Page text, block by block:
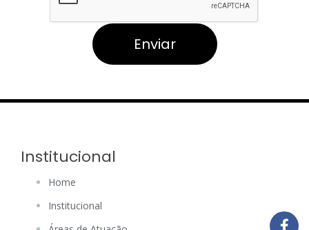
Enviar
Institucional
Home
Institucional